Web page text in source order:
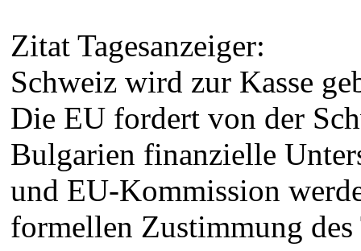
Zitat Tagesanzeiger:
Schweiz wird zur Kasse
Die EU fordert von der
Bulgarien finanzielle
und EU-Kommission
formellen Zustimmung des